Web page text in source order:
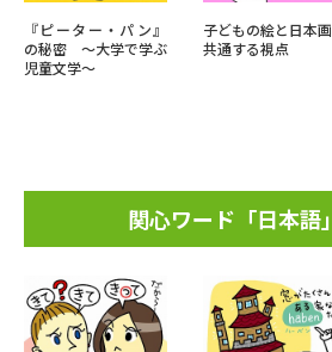
『ピーター・パン』
の秘密 ～大学で学ぶ
児童文学～
子どもの絵と日本
共通する視点
関心ワード「日本語